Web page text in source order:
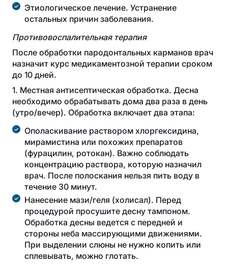
Этиологическое лечение. Устранение
остальных причин заболевания.
Противовоспалительная терапия
После обработки пародонтальных карманов врач
назначит курс медикаментозной терапии сроком
до 10 дней.
1. Местная антисептическая обработка. Десна
необходимо обрабатывать дома два раза в день
(утро/вечер). Обработка включает два этапа:
Ополаскивание раствором хлоргексидина,
мирамистина или похожих препаратов
(фурацилин, ротокан). Важно соблюдать
концентрацию раствора, которую назначил
врач. После полоскания нельзя пить воду в
течение 30 минут.
Нанесение мази/геля (холисал). Перед
процедурой просушите десну тампоном.
Обработка десны ведется с передней и
стороны неба массирующими движениями.
При выделении слюны не нужно копить или
сплевывать, можно глотать.